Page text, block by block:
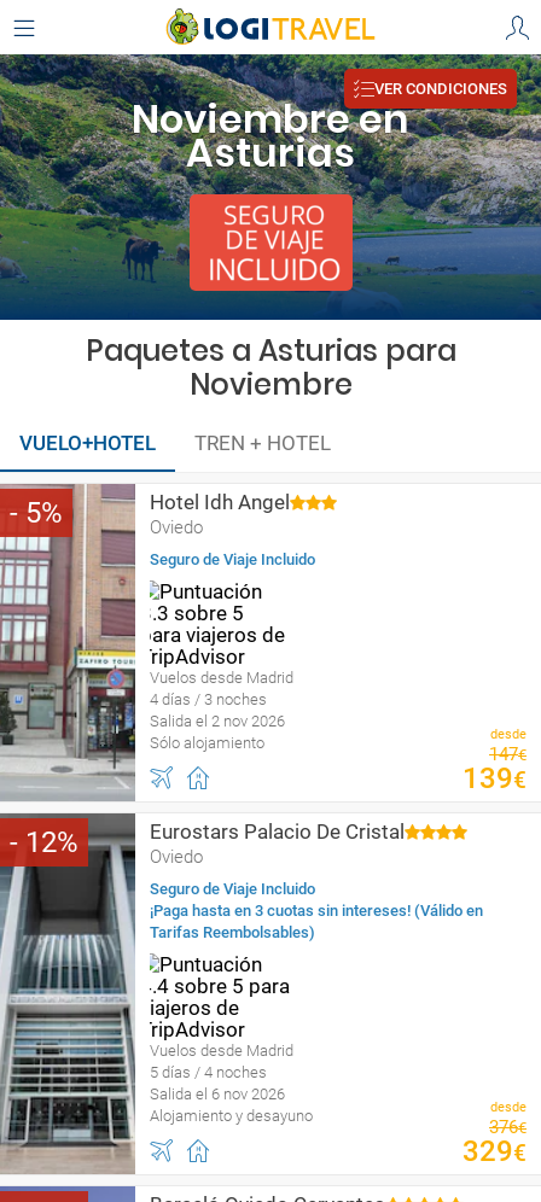
Noviembre en
Asturias
VER CONDICIONES
Paquetes a Asturias para
Noviembre
VUELO+HOTEL TREN + HOTEL
5 Hotel Idh Angel
Oviedo
Seguro de Viaje Incluido
Vuelos desde Madrid
4 días / 3 noches
Salida el 2 nov 2026
Sólo alojamiento
desde
147€
139€
12 Eurostars Palacio De Cristal
Oviedo
Seguro de Viaje Incluido
¡Paga hasta en 3 cuotas sin intereses! (Válido en
Tarifas Reembolsables)
Vuelos desde Madrid
5 días / 4 noches
Salida el 6 nov 2026
Alojamiento y desayuno
desde
376€
329€